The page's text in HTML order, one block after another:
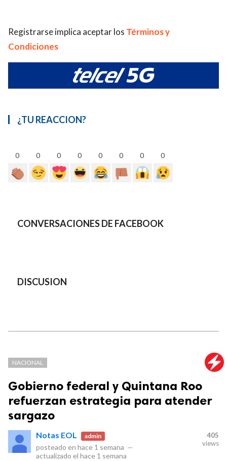
Registrarse implica aceptar los Términos y
Condiciones
¿TU REACCION?
0 0 0 0 0 0 0 0
CONVERSACIONES DE FACEBOOK
DISCUSION
NACIONAL
Gobierno federal y Quintana Roo
refuerzan estrategia para atender
sargazo
Notas EOL admin
posteado en hace 1 semana —
actualizado el hace 1 semana
405
views